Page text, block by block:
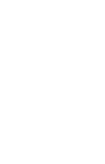
miejscu (unikaj
o wyłączaniu
osadzi się w niej
w aparacie baterii
baterii luzem
rozmowa przez